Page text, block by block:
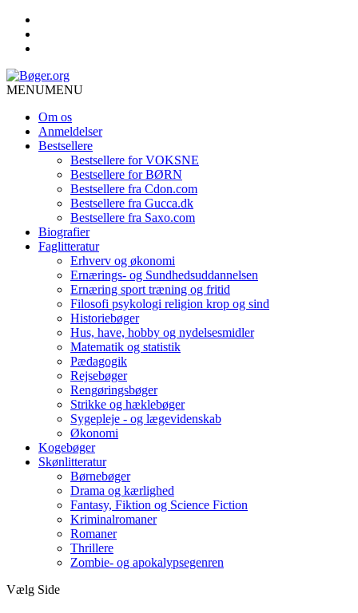
MENUMENU
Om os
Anmeldelser
Bestsellere
Bestsellere for VOKSNE
Bestsellere for BØRN
Bestsellere fra Cdon.com
Bestsellere fra Gucca.dk
Bestsellere fra Saxo.com
Biografier
Faglitteratur
Erhverv og økonomi
Ernærings- og Sundhedsuddannelsen
Ernæring sport træning og fritid
Filosofi psykologi religion krop og sind
Historiebøger
Hus, have, hobby og nydelsesmidler
Matematik og statistik
Pædagogik
Rejsebøger
Rengøringsbøger
Strikke og hæklebøger
Sygepleje - og lægevidenskab
Økonomi
Kogebøger
Skønlitteratur
Børnebøger
Drama og kærlighed
Fantasy, Fiktion og Science Fiction
Kriminalromaner
Romaner
Thrillere
Zombie- og apokalypsegenren
Vælg Side